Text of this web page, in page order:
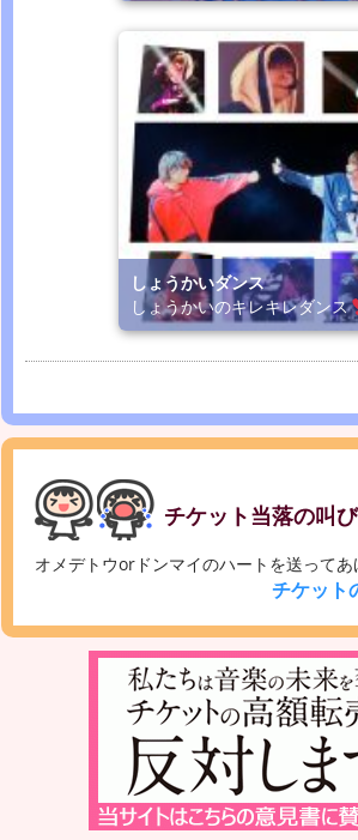
しょうかいダンス
しょうかいのキレキレダンス
チケット当落の叫び
オメデトウorドンマイのハートを送ってあ
チケット